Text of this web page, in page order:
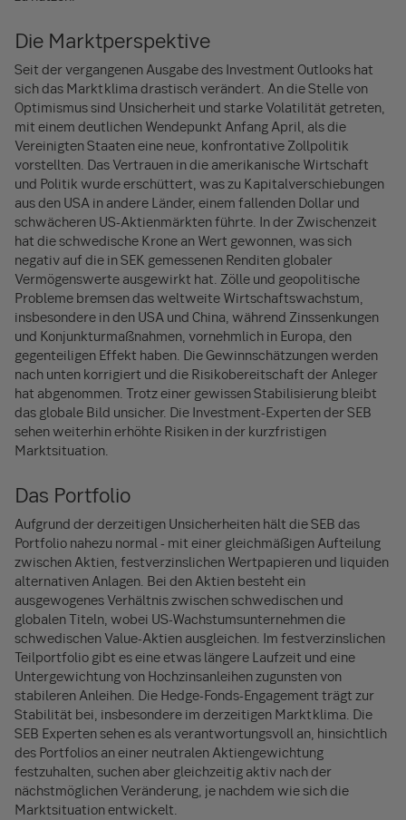
Die Marktperspektive
Seit der vergangenen Ausgabe des Investment Outlooks hat
sich das Marktklima drastisch verändert. An die Stelle von
Optimismus sind Unsicherheit und starke Volatilität getreten,
mit einem deutlichen Wendepunkt Anfang April, als die
Vereinigten Staaten eine neue, konfrontative Zollpolitik
vorstellten. Das Vertrauen in die amerikanische Wirtschaft
und Politik wurde erschüttert, was zu Kapitalverschiebungen
aus den USA in andere Länder, einem fallenden Dollar und
schwächeren US-Aktienmärkten führte. In der Zwischenzeit
hat die schwedische Krone an Wert gewonnen, was sich
negativ auf die in SEK gemessenen Renditen globaler
Vermögenswerte ausgewirkt hat. Zölle und geopolitische
Probleme bremsen das weltweite Wirtschaftswachstum,
insbesondere in den USA und China, während Zinssenkungen
und Konjunkturmaßnahmen, vornehmlich in Europa, den
gegenteiligen Effekt haben. Die Gewinnschätzungen werden
nach unten korrigiert und die Risikobereitschaft der Anleger
hat abgenommen. Trotz einer gewissen Stabilisierung bleibt
das globale Bild unsicher. Die Investment-Experten der SEB
sehen weiterhin erhöhte Risiken in der kurzfristigen
Marktsituation.
Das Portfolio
Aufgrund der derzeitigen Unsicherheiten hält die SEB das
Portfolio nahezu normal - mit einer gleichmäßigen Aufteilung
zwischen Aktien, festverzinslichen Wertpapieren und liquiden
alternativen Anlagen. Bei den Aktien besteht ein
ausgewogenes Verhältnis zwischen schwedischen und
globalen Titeln, wobei US-Wachstumsunternehmen die
schwedischen Value-Aktien ausgleichen. Im festverzinslichen
Teilportfolio gibt es eine etwas längere Laufzeit und eine
Untergewichtung von Hochzinsanleihen zugunsten von
stabileren Anleihen. Die Hedge-Fonds-Engagement trägt zur
Stabilität bei, insbesondere im derzeitigen Marktklima. Die
SEB Experten sehen es als verantwortungsvoll an, hinsichtlich
des Portfolios an einer neutralen Aktiengewichtung
festzuhalten, suchen aber gleichzeitig aktiv nach der
nächstmöglichen Veränderung, je nachdem wie sich die
Marktsituation entwickelt.